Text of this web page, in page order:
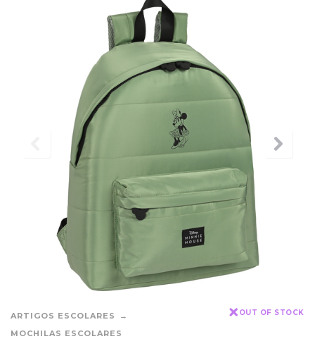
ARTIGOS ESCOLARES
MOCHILAS ESCOLARES
OUT OF STOCK